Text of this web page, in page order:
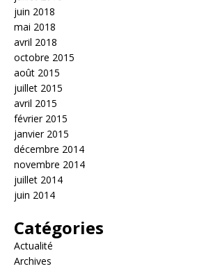
juin 2018
mai 2018
avril 2018
octobre 2015
août 2015
juillet 2015
avril 2015
février 2015
janvier 2015
décembre 2014
novembre 2014
juillet 2014
juin 2014
Catégories
Actualité
Archives